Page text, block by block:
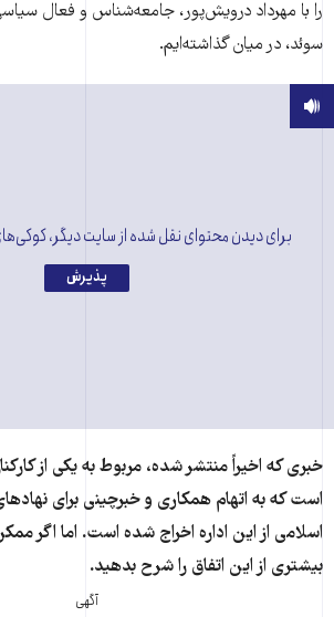
را با مهرداد درویش‌پور، جامعه‌شناس و فعال
سوئد، در میان گذاشته‌ایم.
برای دیدن محتوای نقل شده از سایت دیگر،
پذیرش
خبری که اخیراً منتشر شده، مربوط به یکی از
است که به اتهام همکاری و خبرچینی برای
اسلامی از این اداره اخراج شده است. اما اگر
بیشتری از این اتفاق را شرح بدهید.
آگهی